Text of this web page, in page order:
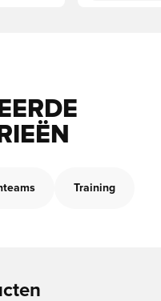
Training